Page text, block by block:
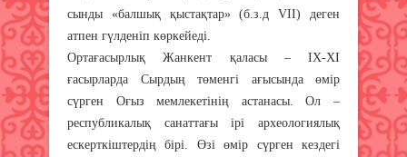
сынды «балшық қыстақтар» (б.з.д VII) деген
атпен гүлденіп көркейеді.
Ортағасырлық Жанкент қаласы – IX-XI
ғасырларда Сырдың төменгі ағысында өмір
сүрген Оғыз мемлекетінің астанасы. Ол –
республикалық санаттағы ірі археологиялық
ескерткіштердің бірі. Өзі өмір сүрген кездегі